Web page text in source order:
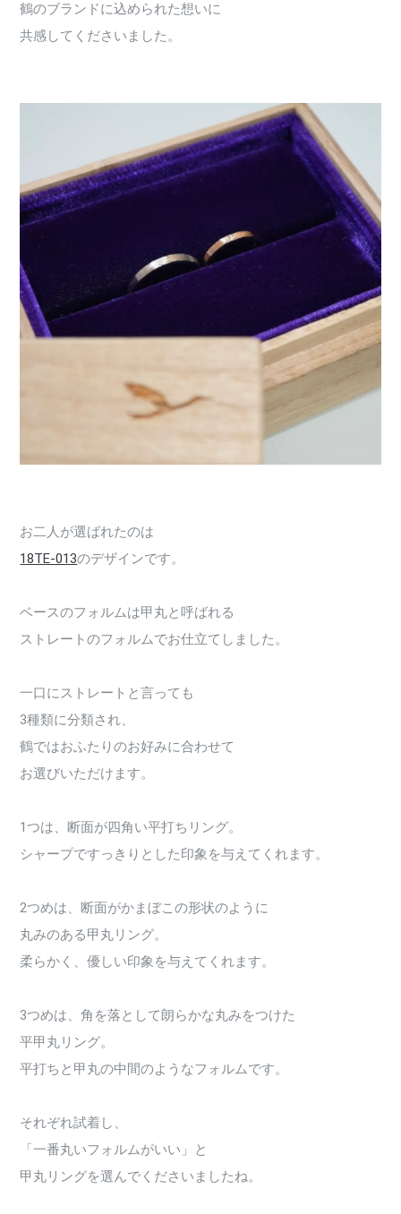
鶴のブランドに込められた想いに
共感してくださいました。
お二人が選ばれたのは
18TE-013のデザインです。
ベースのフォルムは甲丸と呼ばれる
ストレートのフォルムでお仕立てしました。
一口にストレートと言っても
3種類に分類され、
鶴ではおふたりのお好みに合わせて
お選びいただけます。
1つは、断面が四角い平打ちリング。
シャープですっきりとした印象を与えてくれます。
2つめは、断面がかまぼこの形状のように
丸みのある甲丸リング。
柔らかく、優しい印象を与えてくれます。
3つめは、角を落として朗らかな丸みをつけた
平甲丸リング。
平打ちと甲丸の中間のようなフォルムです。
それぞれ試着し、
「一番丸いフォルムがいい」と
甲丸リングを選んでくださいましたね。